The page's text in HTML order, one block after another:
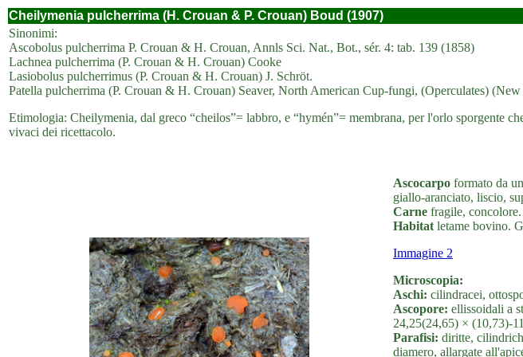
Cheilymenia pulcherrima (H. Crouan & P. Crouan) Boud (1907)
Sinonimi:
Ascobolus pulcherrima P. Crouan & H. Crouan, Annls Sci. Nat., Bot., sér. 4: tab. 139 (1858)
Lachnea pulcherrima (P. Crouan & H. Crouan) Cooke
Lasiobolus pulcherrimus (P. Crouan & H. Crouan) J. Schröt.
Patella pulcherrima (P. Crouan & H. Crouan) Seaver, North American Cup-fungi, (Operculates)
Etimologia: Cheilymenia, dal greco “cheilos”= labbro, e “hymén”= membrana, per l'orlo sporgente
vivaci dei ricettacolo.
Ascocarpo formato da
giallo-aranciato, liscio,
Carne fragile, concolore.
Habitat letame bovino.
Immagine 2
Microscopia:
Aschi: cilindracei,
Ascopore: ellissoidali a
24,25(24,65) × (10,73)-
Parafisi: diritte,
diamero, allargate